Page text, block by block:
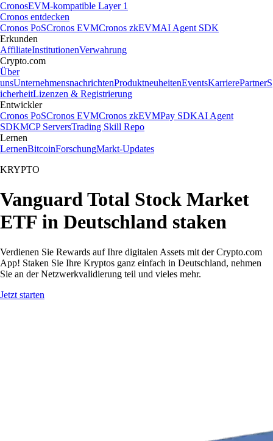
CronosEVM-kompatible Layer 1
Cronos entdecken
Cronos PoSCronos EVMCronos zkEVMAI Agent SDK
Erkunden
AffiliateInstitutionenVerwahrung
Crypto.com
Über
unsUnternehmensnachrichtenProduktneuheitenEventsKarrierePartnerS
icherheitLizenzen & Registrierung
Entwickler
Cronos PoSCronos EVMCronos zkEVMPay SDKAI Agent
SDKMCP ServersTrading Skill Repo
Lernen
LernenBitcoinForschungMarkt-Updates
KRYPTO
Vanguard Total Stock Market
ETF in Deutschland staken
Verdienen Sie Rewards auf Ihre digitalen Assets mit der Crypto.com
App! Staken Sie Ihre Kryptos ganz einfach in Deutschland, nehmen
Sie an der Netzwerkvalidierung teil und vieles mehr.
Jetzt starten